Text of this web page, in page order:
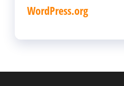
WordPress.org